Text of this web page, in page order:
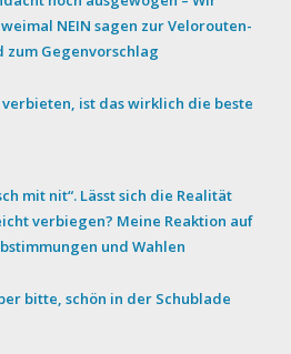
NEIN sagen zur Velorouten-
zum Gegenvorschlag
verbieten, ist das wirklich die beste
mit nit“. Lässt sich die Realität
verbiegen? Meine Reaktion auf
und Wahlen
bitte, schön in der Schublade